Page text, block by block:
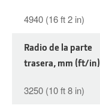
4940 (16 ft 2 in)
Radio de la parte
trasera, mm (ft/in)
3250 (10 ft 8 in)